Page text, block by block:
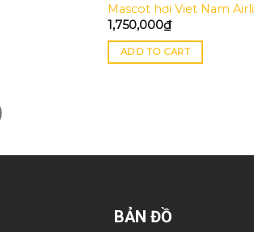
Mascot hơi Viet Nam
1,750,000₫
ADD TO CART
BẢN ĐỒ